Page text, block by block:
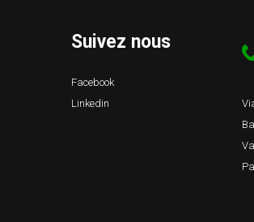
Suivez nous
Facebook
Linkedin